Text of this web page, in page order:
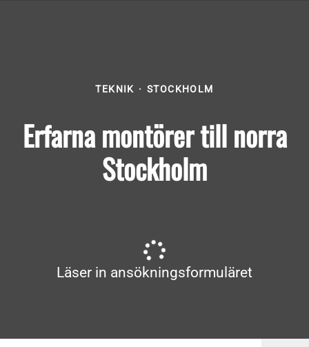
TEKNIK · STOCKHOLM
Erfarna montörer till norra
Stockholm
Läser in ansökningsformuläret